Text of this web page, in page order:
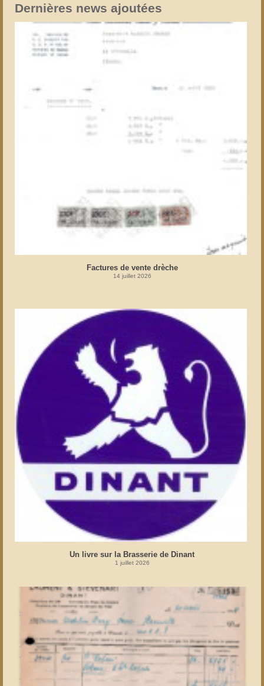
Dernières news ajoutées
Factures de vente drèche
14 juillet 2026
Un livre sur la Brasserie de Dinant
1 juillet 2026